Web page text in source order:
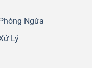
Ngừa
Lý